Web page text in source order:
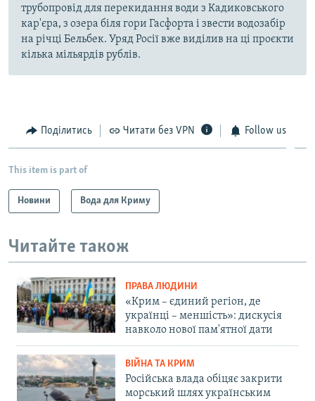
трубопровід для перекидання води з Кадиковського
кар'єра, з озера біля гори Гасфорта і звести водозабір
на річці Бельбек. Уряд Росії вже виділив на ці проєкти
кілька мільярдів рублів.
Поділитись Читати без VPN Follow us
This item is part of
Новини Вода для Криму
Читайте також
ПРАВА ЛЮДИНИ
«Крим – єдиний регіон, де
українці – меншість»: дискусія
навколо нової пам'ятної дати
ВІЙНА ТА КРИМ
Російська влада обіцяє закрити
морський шлях українським